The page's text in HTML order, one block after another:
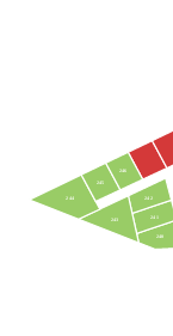
240
241
242
243
244
245
246